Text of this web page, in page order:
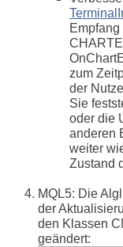
zum
der
Sie
oder die
anderen
weiter
Zustand
MQL5: Die
der
den Klassen
geändert: